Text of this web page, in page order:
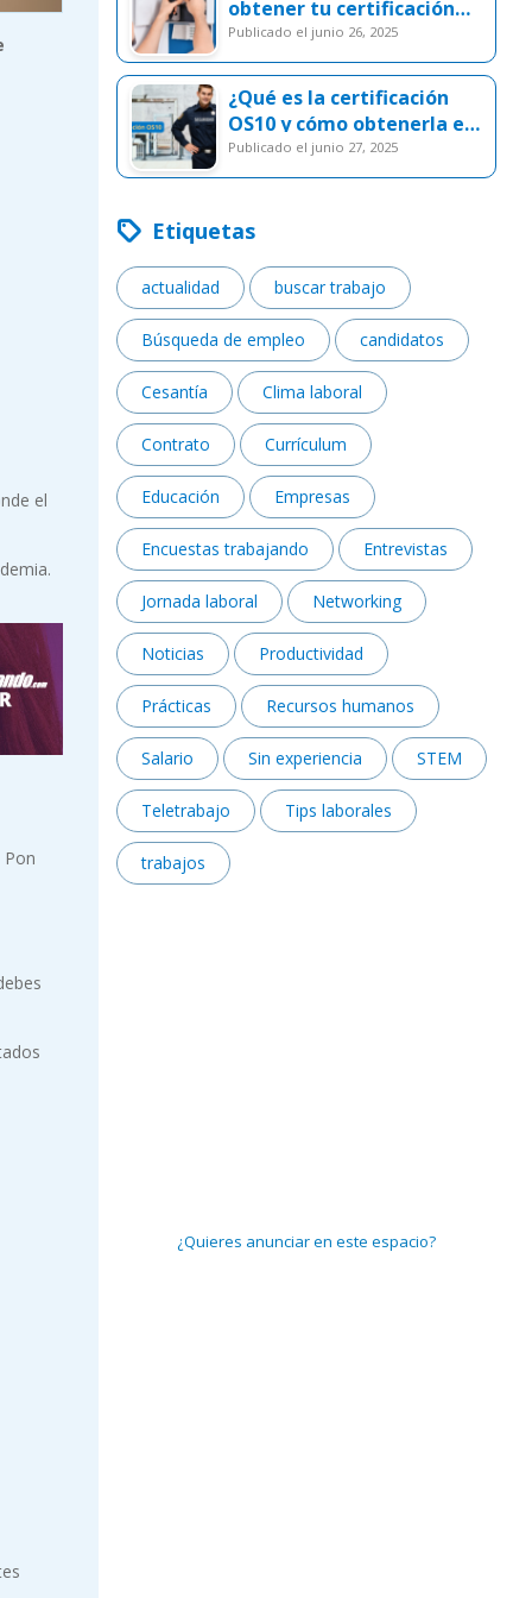
el
obtener tu certificación
SEC
publicado el junio 26, 2025
¿Qué es la certificación
OS10 y cómo obtenerla en
Chile?
publicado el junio 27, 2025
Etiquetas
actualidad buscar trabajo
Búsqueda de empleo candidatos
Cesantía Clima laboral
Contrato Currículum
Educación Empresas
Encuestas trabajando Entrevistas
Jornada laboral Networking
Noticias Productividad
Prácticas Recursos humanos
Salario Sin experiencia STEM
Teletrabajo Tips laborales
trabajos
¿Quieres anunciar en este espacio?